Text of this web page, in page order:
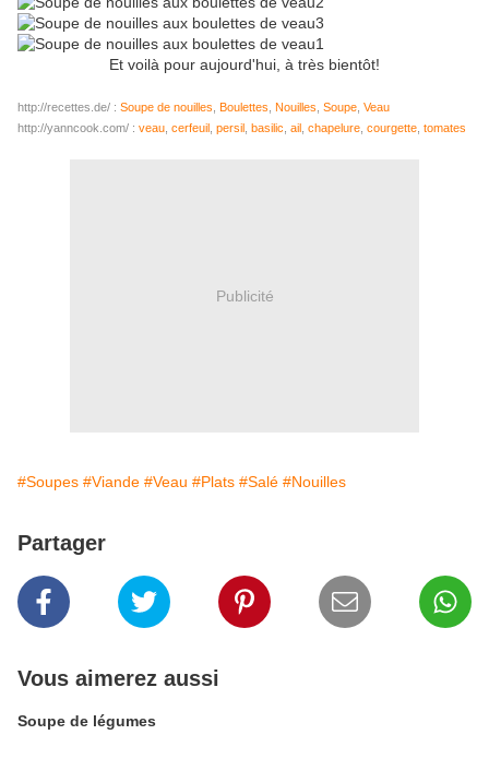
Et voilà pour aujourd'hui, à très bientôt!
http://recettes.de/ : Soupe de nouilles Boulettes Nouilles Soupe Veau
http://yanncook.com/ : veau cerfeuil persil basilic ail chapelure courgette tomates
Publicité
#Soupes #Viande #Veau #Plats #Salé #Nouilles
Partager
Vous aimerez aussi
Soupe de légumes